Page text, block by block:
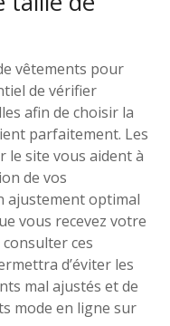
vêtements pour
de vérifier
afin de choisir la
parfaitement. Les
le site vous aident à
de vos
ajustement optimal
vous recevez votre
ces
d’éviter les
mal ajustés et de
mode en ligne sur